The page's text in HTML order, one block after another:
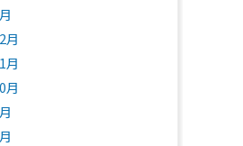
月
月
月